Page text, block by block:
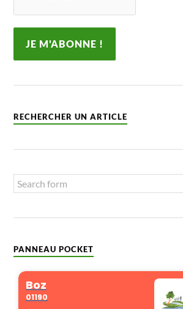
RECHERCHER UN ARTICLE
PANNEAU POCKET